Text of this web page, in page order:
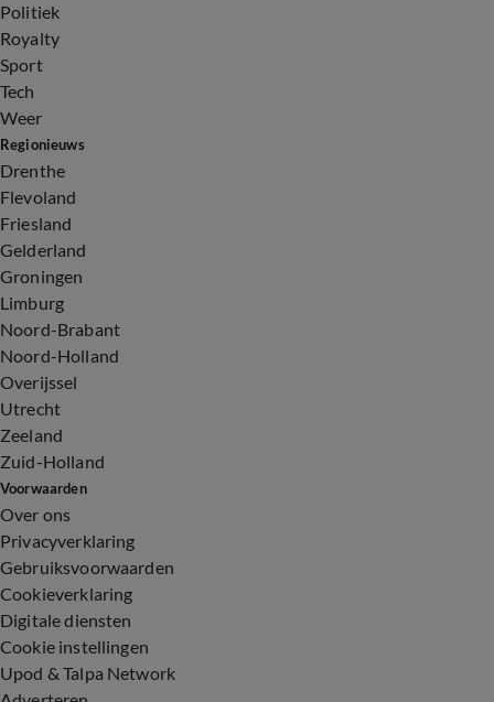
Politiek
Royalty
Sport
Tech
Weer
Regionieuws
Drenthe
Flevoland
Friesland
Gelderland
Groningen
Limburg
Noord-Brabant
Noord-Holland
Overijssel
Utrecht
Zeeland
Zuid-Holland
Voorwaarden
Over ons
Privacyverklaring
Gebruiksvoorwaarden
Cookieverklaring
Digitale diensten
Cookie instellingen
Upod & Talpa Network